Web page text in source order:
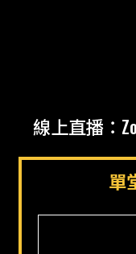
線上直播：
單